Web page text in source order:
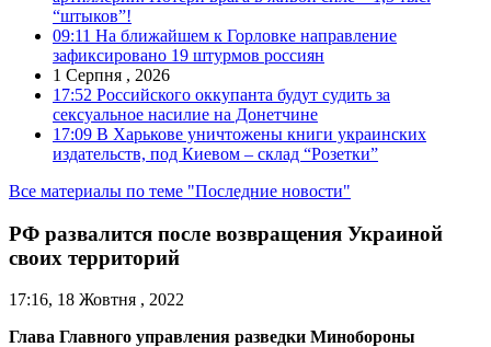
“штыков”!
09:11 На ближайшем к Горловке направление
зафиксировано 19 штурмов россиян
1 Серпня , 2026
17:52 Российского оккупанта будут судить за
сексуальное насилие на Донетчине
17:09 В Харькове уничтожены книги украинских
издательств, под Киевом – склад “Розетки”
Все материалы по теме "Последние новости"
РФ развалится после возвращения Украиной
своих территорий
17:16, 18 Жовтня , 2022
Глава Главного управления разведки Минобороны